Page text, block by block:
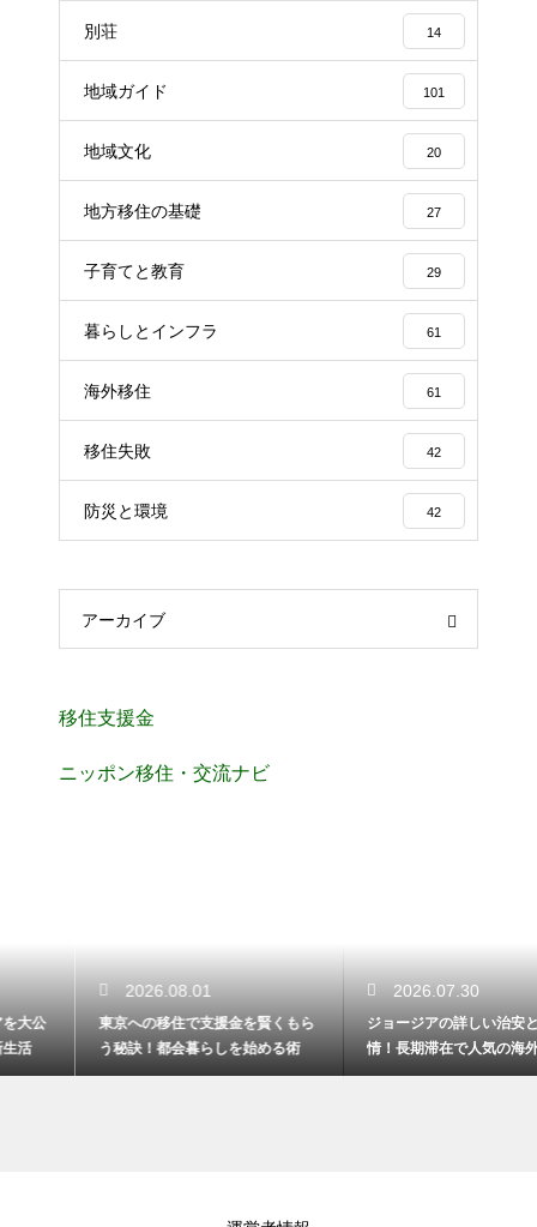
別荘 14
地域ガイド 101
地域文化 20
地方移住の基礎 27
子育てと教育 29
暮らしとインフラ 61
海外移住 61
移住失敗 42
防災と環境 42
アーカイブ
移住支援金
ニッポン移住・交流ナビ
2026.08.01
東京への移住で支援金を賢くもら
う秘訣！都会暮らしを始める術
2026.07.30
ジョージアの詳しい治安と物価事
情！長期滞在で人気の海外生活